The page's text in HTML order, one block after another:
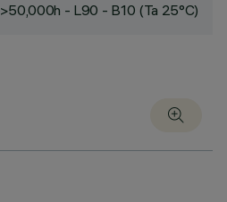
>50,000h - L90 - B10 (Ta 25°C)